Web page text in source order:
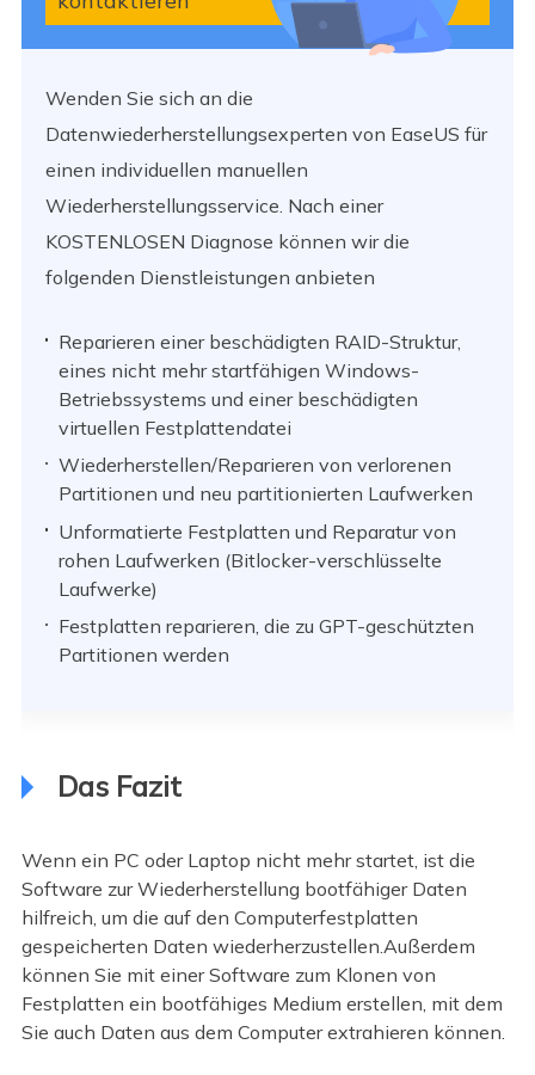
Wenden Sie sich an die
Datenwiederherstellungsexperten von EaseUS für
einen individuellen manuellen
Wiederherstellungsservice. Nach einer
KOSTENLOSEN Diagnose können wir die
folgenden Dienstleistungen anbieten
Reparieren einer beschädigten RAID-Struktur,
eines nicht mehr startfähigen Windows-
Betriebssystems und einer beschädigten
virtuellen Festplattendatei
Wiederherstellen/Reparieren von verlorenen
Partitionen und neu partitionierten Laufwerken
Unformatierte Festplatten und Reparatur von
rohen Laufwerken (Bitlocker-verschlüsselte
Laufwerke)
Festplatten reparieren, die zu GPT-geschützten
Partitionen werden
Das Fazit
Wenn ein PC oder Laptop nicht mehr startet, ist die
Software zur Wiederherstellung bootfähiger Daten
hilfreich, um die auf den Computerfestplatten
gespeicherten Daten wiederherzustellen.Außerdem
können Sie mit einer Software zum Klonen von
Festplatten ein bootfähiges Medium erstellen, mit dem
Sie auch Daten aus dem Computer extrahieren können.